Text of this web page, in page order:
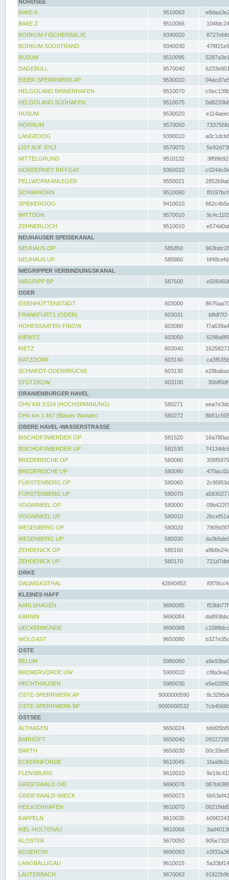
NORDSEE
BAKE A
9510063
BAKE Z
9510066
BORKUM FISCHERBALJE
9340020
BORKUM SÜDSTRAND
9340030
BÜSUM
9510095
DAGEBÜLL
9570040
EIDER-SPERRWERK AP
9530010
HELGOLAND BINNENHAFEN
9510070
HELGOLAND SÜDHAFEN
9510075
HUSUM
9530020
HÖRNUM
9570050
LANGEOOG
9390010
LIST AUF SYLT
9570070
MITTELGRUND
9510132
NORDERNEY RIFFGAT
9360010
PELLWORM ANLEGER
9550021
SCHARHÖRN
9510060
SPIEKEROOG
9410010
WITTDÜN
9570010
ZEHNERLOCH
9510010
NEUHAUSER SPEISEKANAL
NEUHAUS OP
585850
NEUHAUS UP
585860
NIEGRIPPER VERBINDUNGSKANAL
NIEGRIPP BP
587500
ODER
EISENHÜTTENSTADT
603000
FRANKFURT1 (ODER)
603031
HOHENSAATEN-FINOW
603080
KIENITZ
603050
KIETZ
603040
RATZDORF
603140
SCHWEDT-ODERBRÜCKE
603130
STÜTZKOW
603100
ORANIENBURGER HAVEL
OHV KM 3.014 (HOCHSPANNUNG)
580271
OHv km 1.467 (Blaues Wunder)
580272
OBERE HAVEL-WASSERSTRASSE
BISCHOFSWERDER OP
581520
BISCHOFSWERDER UP
581530
BREDEREICHE OP
580080
BREDEREICHE UP
580090
FÜRSTENBERG OP
580060
FÜRSTENBERG UP
580070
VOßWINKEL OP
580000
VOßWINKEL UP
580010
WESENBERG OP
580020
WESENBERG UP
580030
ZEHDENICK OP
580160
ZEHDENICK UP
580170
ORKE
DALWIGKSTHAL
42840453
KLEINES HAFF
KARLSHAGEN
9690085
KARNIN
9690084
UECKERMÜNDE
9690088
WOLGAST
9650080
OSTE
BELUM
5980060
BREMERVÖRDE UW
5980010
HECHTHAUSEN
5980030
OSTE-SPERRWERK AP
9000000590
OSTE-SPERRWERK BP
9000000532
OSTSEE
ALTHAGEN
9650024
BARHÖFT
9650040
BARTH
9650030
ECKERNFÖRDE
9610045
FLENSBURG
9610010
GREIFSWALD OIE
9690078
GREIFSWALD-WIECK
9650073
HEILIGENHAFEN
9610070
KAPPELN
9610035
KIEL-HOLTENAU
9610066
KLOSTER
9670050
KOSEROW
9690093
LANGBALLIGAU
9610015
LAUTERBACH
9670063